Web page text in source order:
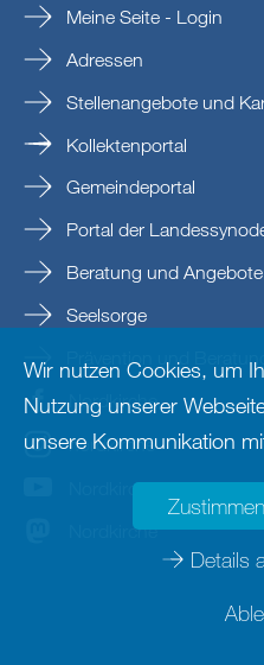
Meine Seite - Login
Adressen
Stellenangebote und
Kollektenportal
Gemeindeportal
Portal der
Beratung und Angebote
Seelsorge
Prävention und
Nordkirche
nordkirche
Nordkirche
Nordkirche
Wir nutzen Cookies, um
Nutzung unserer
unsere Kommunikation
Details